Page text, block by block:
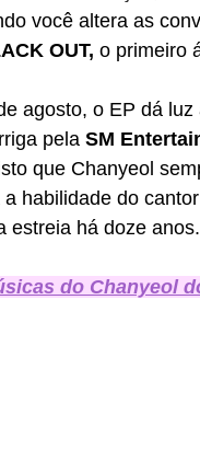
você altera as
OUT, o primeiro
agosto, o EP dá
pela SM
que Chanyeol
habilidade do
estreia há doze anos.
do Chanyeol